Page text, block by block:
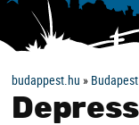
budappest.hu »